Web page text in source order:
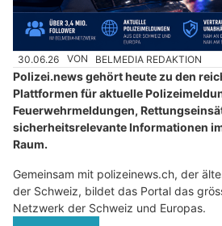
30.06.26 VON BELMEDIA REDAKTION
Polizei.news gehört heute zu den
Plattformen für aktuelle
Feuerwehrmeldungen,
sicherheitsrelevante Informationen
Raum.
Gemeinsam mit polizeinews.ch, der
der Schweiz, bildet das Portal das
Netzwerk der Schweiz und Europas.